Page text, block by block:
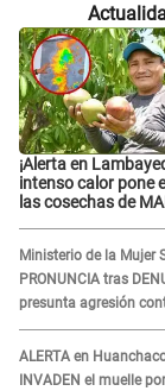
¡Alerta en
intenso calor pone
las cosechas de
Ministerio de la Mujer
PRONUNCIA tras
presunta agresión
autismo en Surco
ALERTA en
INVADEN el muelle